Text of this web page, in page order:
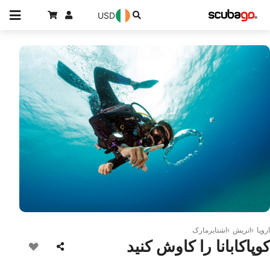
USD
اروپا اتریش اشتایرمارک
کوپاکابانا را کاوش کنید